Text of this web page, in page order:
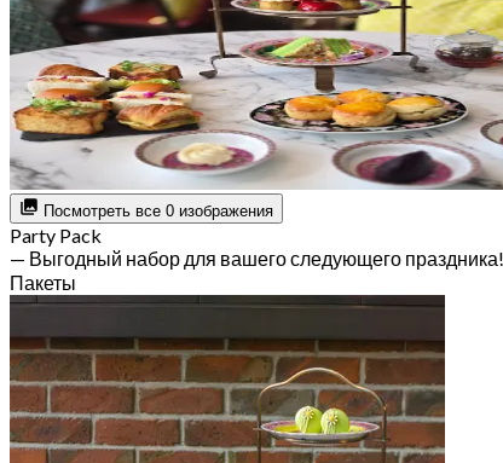
Посмотреть все 0 изображения
Party Pack
— Выгодный набор для вашего следующего
Пакеты